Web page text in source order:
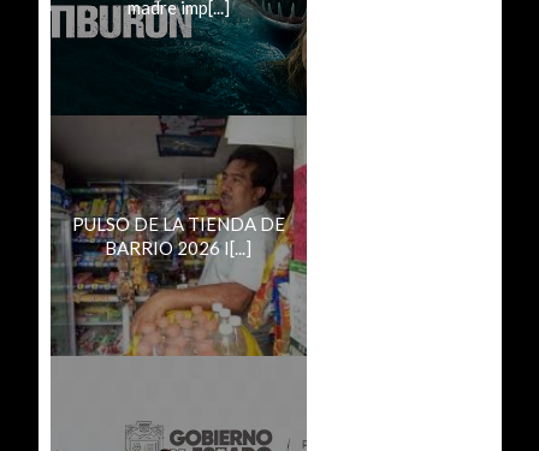
madre imp[...]
PULSO DE LA TIENDA DE
BARRIO 2026 I[...]